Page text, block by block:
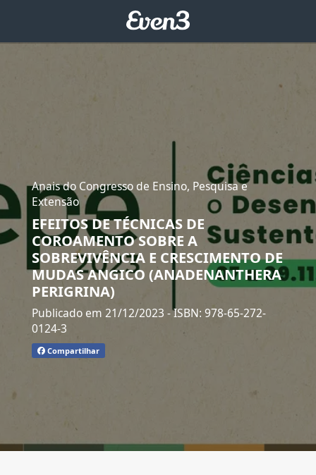
Anais do Congresso de Ensino, Pesquisa e
Extensão
EFEITOS DE TÉCNICAS DE
COROAMENTO SOBRE A
SOBREVIVÊNCIA E CRESCIMENTO DE
MUDAS ANGICO (ANADENANTHERA
PERIGRINA)
Publicado em 21/12/2023 - ISBN: 978-65-272-
0124-3
Compartilhar